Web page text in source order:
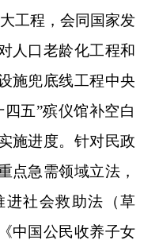
工程，会同国家发
人口老龄化工程和
施兜底线工程中央
五”殡仪馆补空白
施进度。针对民政
点急需领域立法，
进社会救助法（草
中国公民收养子女